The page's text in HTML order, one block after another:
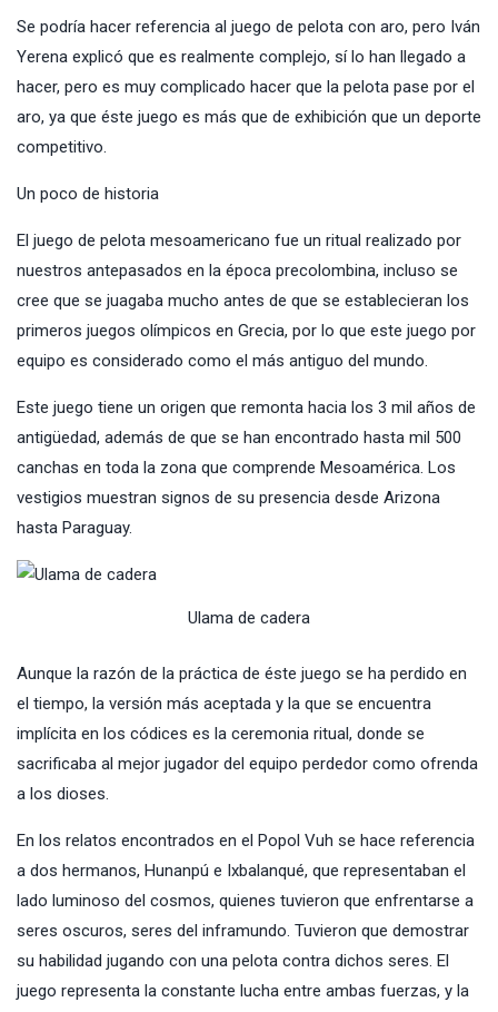
Se podría hacer referencia al juego de pelota con aro, pero Iván
Yerena explicó que es realmente complejo, sí lo han llegado a
hacer, pero es muy complicado hacer que la pelota pase por el
aro, ya que éste juego es más que de exhibición que un deporte
competitivo.
Un poco de historia
El juego de pelota mesoamericano fue un ritual realizado por
nuestros antepasados en la época precolombina, incluso se
cree que se juagaba mucho antes de que se establecieran los
primeros juegos olímpicos en Grecia, por lo que este juego por
equipo es considerado como el más antiguo del mundo.
Este juego tiene un origen que remonta hacia los 3 mil años de
antigüedad, además de que se han encontrado hasta mil 500
canchas en toda la zona que comprende Mesoamérica. Los
vestigios muestran signos de su presencia desde Arizona
hasta Paraguay.
Ulama de cadera
Aunque la razón de la práctica de éste juego se ha perdido en
el tiempo, la versión más aceptada y la que se encuentra
implícita en los códices es la ceremonia ritual, donde se
sacrificaba al mejor jugador del equipo perdedor como ofrenda
a los dioses.
En los relatos encontrados en el Popol Vuh se hace referencia
a dos hermanos, Hunanpú e Ixbalanqué, que representaban el
lado luminoso del cosmos, quienes tuvieron que enfrentarse a
seres oscuros, seres del inframundo. Tuvieron que demostrar
su habilidad jugando con una pelota contra dichos seres. El
juego representa la constante lucha entre ambas fuerzas, y la